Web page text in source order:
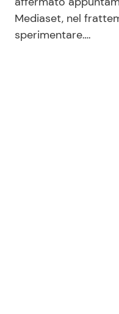
Mediaset, nel
sperimentare….